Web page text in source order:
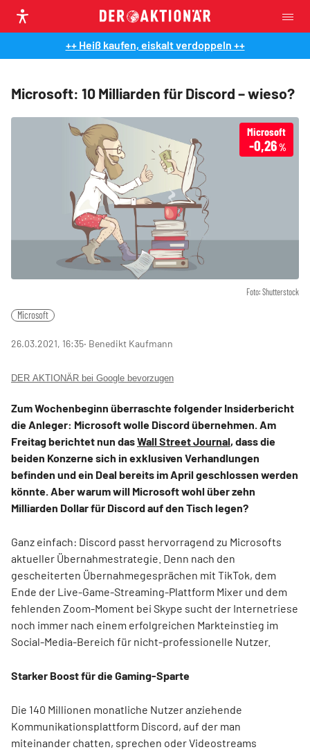
++ Heiß kaufen, eiskalt verdoppeln ++
Microsoft: 10 Milliarden für Discord – wieso?
Foto: Shutterstock
Microsoft
-0,26%
Microsoft
26.03.2021, 16:35‧ Benedikt Kaufmann
DER AKTIONÄR bei Google bevorzugen
Zum Wochenbeginn überraschte folgender Insiderbericht
die Anleger: Microsoft wolle Discord übernehmen. Am
Freitag berichtet nun dasWall Street Journal, dass die
beiden Konzerne sich in exklusiven Verhandlungen
befinden und ein Deal bereits im April geschlossen werden
könnte. Aber warum will Microsoft wohl über zehn
Milliarden Dollar für Discord auf den Tisch legen?
Ganz einfach: Discord passt hervorragend zu Microsofts
aktueller Übernahmestrategie. Denn nach den
gescheiterten Übernahmegesprächen mit TikTok, dem
Ende der Live-Game-Streaming-Plattform Mixer und dem
fehlenden Zoom-Moment bei Skype sucht der Internetriese
noch immer nach einem erfolgreichen Markteinstieg im
Social-Media-Bereich für nicht-professionelle Nutzer.
Starker Boost für die Gaming-Sparte
Die 140 Millionen monatliche Nutzer anziehende
Kommunikationsplattform Discord, auf der man
miteinander chatten, sprechen oder Videostreams